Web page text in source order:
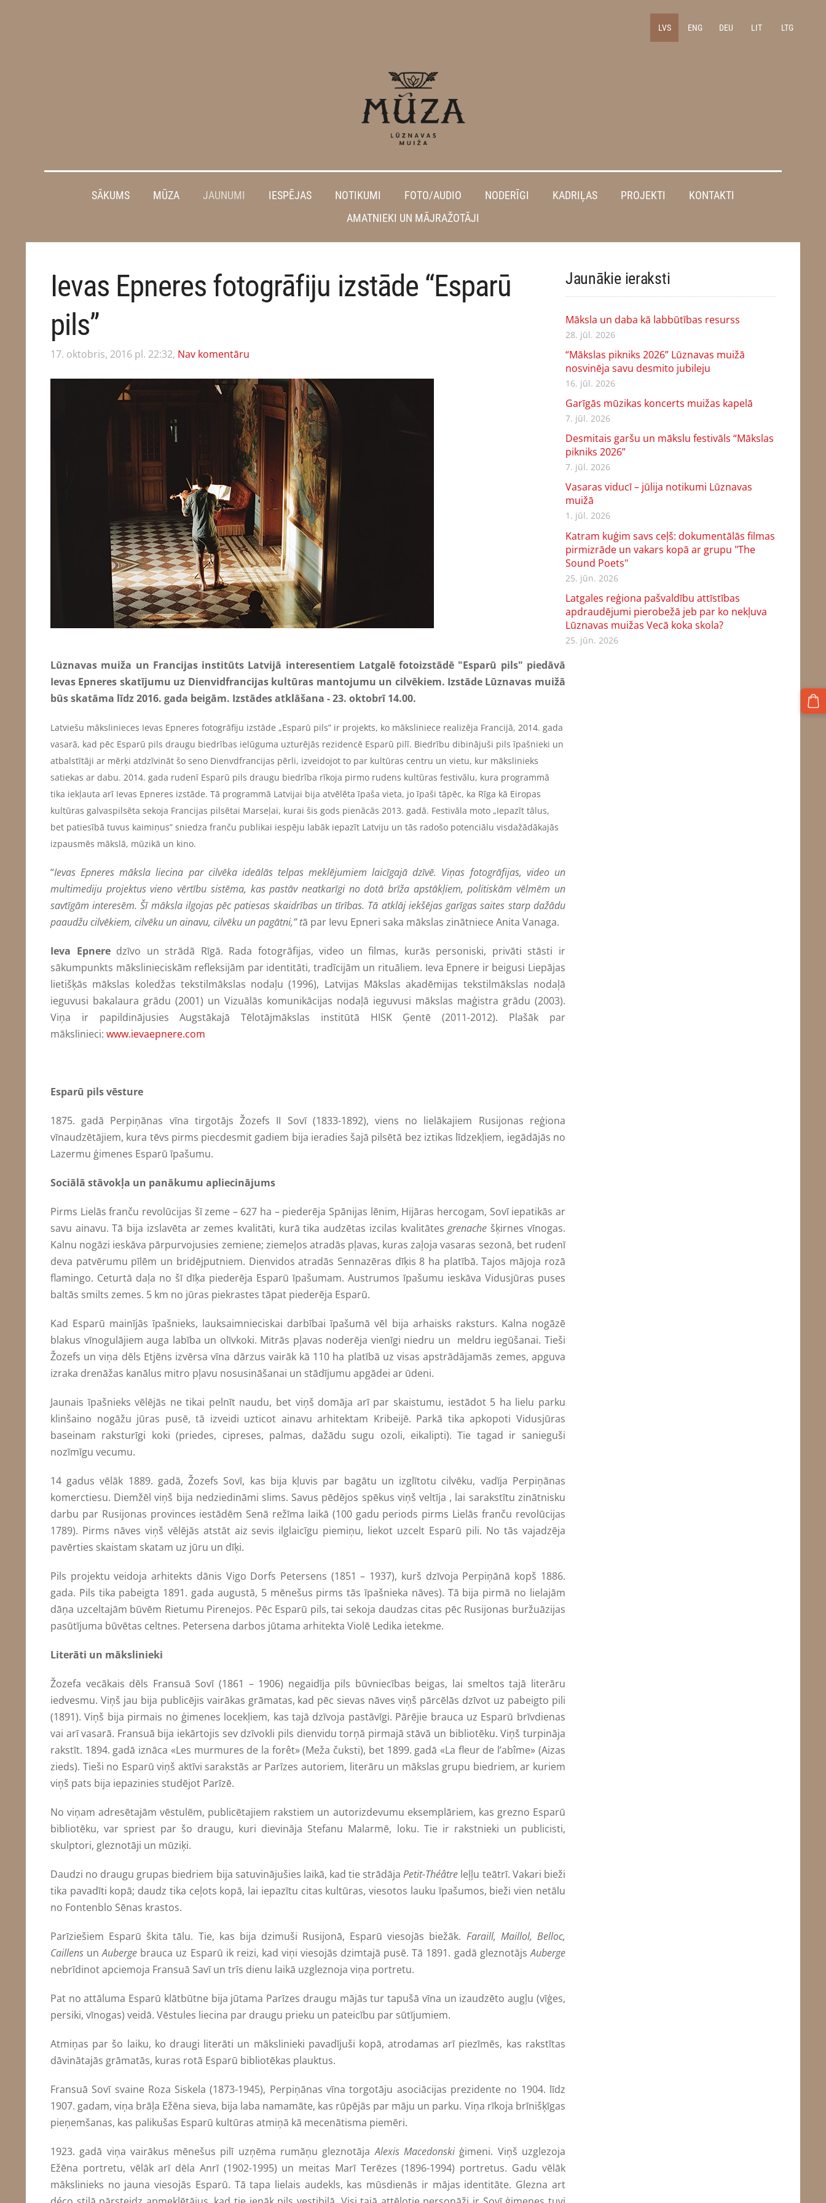
LVS ENG DEU LIT LTG
SĀKUMS MŪZA JAUNUMI IESPĒJAS NOTIKUMI FOTO/AUDIO NODERĪGI KADRIĻAS PROJEKTI
KONTAKTI
AMATNIEKI UN MĀJRAŽOTĀJI
Jaunākie ieraksti
Māksla un daba kā labbūtības resurss
28. jūl. 2026
“Mākslas pikniks 2026” Lūznavas muižā
nosvinēja savu desmito jubileju
16. jūl. 2026
Garīgās mūzikas koncerts muižas kapelā
7. jūl. 2026
Desmitais garšu un mākslu festivāls “Mākslas
pikniks 2026”
7. jūl. 2026
Vasaras viducī – jūlija notikumi Lūznavas
muižā
1. jūl. 2026
Katram kuģim savs ceļš: dokumentālās filmas
pirmizrāde un vakars kopā ar grupu "The
Sound Poets"
25. jūn. 2026
Latgales reģiona pašvaldību attīstības
apdraudējumi pierobežā jeb par ko nekļuva
Lūznavas muižas Vecā koka skola?
25. jūn. 2026
Ievas Epneres fotogrāfiju izstāde “Esparū
pils”
17. oktobris, 2016 pl. 22:32, Nav komentāru
Lūznavas muiža un Francijas institūts Latvijā interesentiem Latgalē fotoizstādē "Esparū pils" piedāvā
Ievas Epneres skatījumu uz Dienvidfrancijas kultūras mantojumu un cilvēkiem. Izstāde Lūznavas muižā
būs skatāma līdz 2016. gada beigām. Izstādes atklāšana - 23. oktobrī 14.00.
Latviešu mākslinieces Ievas Epneres fotogrāfiju izstāde „Esparū pils” ir projekts, ko māksliniece realizēja Francijā, 2014. gada
vasarā, kad pēc Esparū pils draugu biedrības ielūguma uzturējās rezidencē Esparū pilī. Biedrību dibinājuši pils īpašnieki un
atbalstītāji ar mērķi atdzīvināt šo seno Dienvdfrancijas pērli, izveidojot to par kultūras centru un vietu, kur mākslinieks
satiekas ar dabu. 2014. gada rudenī Esparū pils draugu biedrība rīkoja pirmo rudens kultūras festivālu, kura programmā
tika iekļauta arī Ievas Epneres izstāde. Tā programmā Latvijai bija atvēlēta īpaša vieta, jo īpaši tāpēc, ka Rīga kā Eiropas
kultūras galvaspilsēta sekoja Francijas pilsētai Marseļai, kurai šis gods pienācās 2013. gadā. Festivāla moto „Iepazīt tālus,
bet patiesībā tuvus kaimiņus” sniedza franču publikai iespēju labāk iepazīt Latviju un tās radošo potenciālu visdažādākajās
izpausmēs mākslā, mūzikā un kino.
“Ievas Epneres māksla liecina par cilvēka ideālās telpas meklējumiem laicīgajā dzīvē. Viņas fotogrāfijas, video un
multimediju projektus vieno vērtību sistēma, kas pastāv neatkarīgi no dotā brīža apstākļiem, politiskām vēlmēm un
savtīgām interesēm. Šī māksla ilgojas pēc patiesas skaidrības un tīrības. Tā atklāj iekšējas garīgas saites starp dažādu
paaudžu cilvēkiem, cilvēku un ainavu, cilvēku un pagātni,” tā par Ievu Epneri saka mākslas zinātniece Anita Vanaga.
Ieva Epnere dzīvo un strādā Rīgā. Rada fotogrāfijas, video un filmas, kurās personiski, privāti stāsti ir
sākumpunkts mākslinieciskām refleksijām par identitāti, tradīcijām un rituāliem. Ieva Epnere ir beigusi Liepājas
lietišķās mākslas koledžas tekstilmākslas nodaļu (1996), Latvijas Mākslas akadēmijas tekstilmākslas nodaļā
ieguvusi bakalaura grādu (2001) un Vizuālās komunikācijas nodaļā ieguvusi mākslas maģistra grādu (2003).
Viņa ir papildinājusies Augstākajā Tēlotājmākslas institūtā HISK Ģentē (2011-2012). Plašāk par
mākslinieci: www.ievaepnere.com
Esparū pils vēsture
1875. gadā Perpiņānas vīna tirgotājs Žozefs II Sovī (1833-1892), viens no lielākajiem Rusijonas reģiona
vīnaudzētājiem, kura tēvs pirms piecdesmit gadiem bija ieradies šajā pilsētā bez iztikas līdzekļiem, iegādājās no
Lazermu ģimenes Esparū īpašumu.
Sociālā stāvokļa un panākumu apliecinājums
Pirms Lielās franču revolūcijas šī zeme – 627 ha – piederēja Spānijas lēnim, Hijāras hercogam, Sovī iepatikās ar
savu ainavu. Tā bija izslavēta ar zemes kvalitāti, kurā tika audzētas izcilas kvalitātesgrenache šķirnes vīnogas.
Kalnu nogāzi ieskāva pārpurvojusies zemiene; ziemeļos atradās pļavas, kuras zaļoja vasaras sezonā, bet rudenī
deva patvērumu pīlēm un bridējputniem. Dienvidos atradās Sennazēras dīķis 8 ha platībā. Tajos mājoja rozā
flamingo. Ceturtā daļa no šī dīķa piederēja Esparū īpašumam. Austrumos īpašumu ieskāva Vidusjūras puses
baltās smilts zemes. 5 km no jūras piekrastes tāpat piederēja Esparū.
Kad Esparū mainījās īpašnieks, lauksaimnieciskai darbībai īpašumā vēl bija arhaisks raksturs. Kalna nogāzē
blakus vīnogulājiem auga labība un olīvkoki. Mitrās pļavas noderēja vienīgi niedru un meldru iegūšanai. Tieši
Žozefs un viņa dēls Etjēns izvērsa vīna dārzus vairāk kā 110 ha platībā uz visas apstrādājamās zemes, apguva
izraka drenāžas kanālus mitro pļavu nosusināšanai un stādījumu apgādei ar ūdeni.
Jaunais īpašnieks vēlējās ne tikai pelnīt naudu, bet viņš domāja arī par skaistumu, iestādot 5 ha lielu parku
klinšaino nogāžu jūras pusē, tā izveidi uzticot ainavu arhitektam Kribeijē. Parkā tika apkopoti Vidusjūras
baseinam raksturīgi koki (priedes, cipreses, palmas, dažādu sugu ozoli, eikalipti). Tie tagad ir sanieguši
nozīmīgu vecumu.
14 gadus vēlāk 1889. gadā, Žozefs Sovī, kas bija kļuvis par bagātu un izglītotu cilvēku, vadīja Perpiņānas
komerctiesu. Diemžēl viņš bija nedziedināmi slims. Savus pēdējos spēkus viņš veltīja , lai sarakstītu zinātnisku
darbu par Rusijonas provinces iestādēm Senā režīma laikā (100 gadu periods pirms Lielās franču revolūcijas
1789). Pirms nāves viņš vēlējās atstāt aiz sevis ilglaicīgu piemiņu, liekot uzcelt Esparū pili. No tās vajadzēja
pavērties skaistam skatam uz jūru un dīķi.
Pils projektu veidoja arhitekts dānis Vigo Dorfs Petersens (1851 – 1937), kurš dzīvoja Perpiņānā kopš 1886.
gada. Pils tika pabeigta 1891. gada augustā, 5 mēnešus pirms tās īpašnieka nāves). Tā bija pirmā no lielajām
dāņa uzceltajām būvēm Rietumu Pirenejos. Pēc Esparū pils, tai sekoja daudzas citas pēc Rusijonas buržuāzijas
pasūtījuma būvētas celtnes. Petersena darbos jūtama arhitekta Violē Ledika ietekme.
Literāti un mākslinieki
Žozefa vecākais dēls Fransuā Sovī (1861 – 1906) negaidīja pils būvniecības beigas, lai smeltos tajā literāru
iedvesmu. Viņš jau bija publicējis vairākas grāmatas, kad pēc sievas nāves viņš pārcēlās dzīvot uz pabeigto pili
(1891). Viņš bija pirmais no ģimenes locekļiem, kas tajā dzīvoja pastāvīgi. Pārējie brauca uz Esparū brīvdienas
vai arī vasarā. Fransuā bija iekārtojis sev dzīvokli pils dienvidu torņā pirmajā stāvā un bibliotēku. Viņš turpināja
rakstīt. 1894. gadā iznāca «Les murmures de la forêt» (Meža čuksti), bet 1899. gadā «La fleur de l’abîme» (Aizas
zieds). Tieši no Esparū viņš aktīvi sarakstās ar Parīzes autoriem, literāru un mākslas grupu biedriem, ar kuriem
viņš pats bija iepazinies studējot Parīzē.
No viņam adresētajām vēstulēm, publicētajiem rakstiem un autorizdevumu eksemplāriem, kas grezno Esparū
bibliotēku, var spriest par šo draugu, kuri dievināja Stefanu Malarmē, loku. Tie ir rakstnieki un publicisti,
skulptori, gleznotāji un mūziķi.
Daudzi no draugu grupas biedriem bija satuvinājušies laikā, kad tie strādājaPetit-Théâtre leļļu teātrī. Vakari bieži
tika pavadīti kopā; daudz tika ceļots kopā, lai iepazītu citas kultūras, viesotos lauku īpašumos, bieži vien netālu
no Fontenblo Sēnas krastos.
Parīziešiem Esparū škita tālu. Tie, kas bija dzimuši Rusijonā, Esparū viesojās biežāk. Faraill, Maillol, Belloc,
Caillens unAuberge brauca uz Esparū ik reizi, kad viņi viesojās dzimtajā pusē. Tā 1891. gadā gleznotājsAuberge
nebrīdinot apciemoja Fransuā Savī un trīs dienu laikā uzgleznoja viņa portretu.
Pat no attāluma Esparū klātbūtne bija jūtama Parīzes draugu mājās tur tapušā vīna un izaudzēto augļu (vīģes,
persiki, vīnogas) veidā. Vēstules liecina par draugu prieku un pateicību par sūtījumiem.
Atmiņas par šo laiku, ko draugi literāti un mākslinieki pavadījuši kopā, atrodamas arī piezīmēs, kas rakstītas
dāvinātajās grāmatās, kuras rotā Esparū bibliotēkas plauktus.
Fransuā Sovī svaine Roza Siskela (1873-1945), Perpiņānas vīna torgotāju asociācijas prezidente no 1904. līdz
1907. gadam, viņa brāļa Ežēna sieva, bija laba namamāte, kas rūpējās par māju un parku. Viņa rīkoja brīnišķīgas
pieņemšanas, kas palikušas Esparū kultūras atmiņā kā mecenātisma piemēri.
1923. gadā viņa vairākus mēnešus pilī uzņēma rumāņu gleznotājaAlexis Macedonskiģimeni. Viņš uzglezoja
Ežēna portretu, vēlāk arī dēla Anrī (1902-1995) un meitas Marī Terēzes (1896-1994) portretus. Gadu vēlāk
mākslinieks no jauna viesojās Esparū. Tā tapa lielais audekls, kas mūsdienās ir mājas identitāte. Glezna art